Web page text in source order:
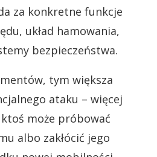
za konkretne funkcje
układ hamowania,
bezpieczeństwa.
tym większa
ataku – więcej
może próbować
albo zakłócić jego